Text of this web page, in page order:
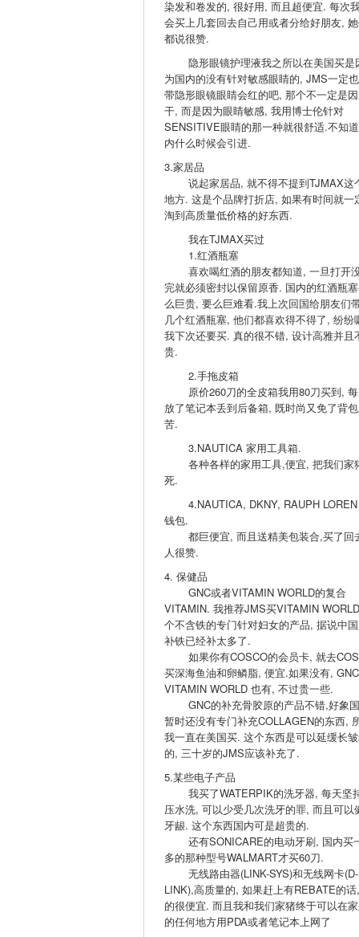
染发和卷发的, 很好用, 而且超便宜. 每次
会买上几套回去自己用或者分给好朋友,
都说很赞.
隐形眼镜护理液我之所以在美国买是
为国内的没有针对敏感眼睛的, JMS一定
带隐形眼镜眼睛会红的吧, 那个不一定是
干, 而是因为眼睛敏感, 我用博士伦针对
SENSITIVE眼睛的那一种就很舒适.不知
内什么时候会引进.
3.家居品
说起家居品, 就不得不提到TJMAX这
地方. 这是个品牌打折店, 如果有时间就一
淘到高质量低价格的好东西.
我在TJMAX买过
1.红酒瓶塞
喜欢喝红酒的朋友都知道, 一旦打开
完就必须密封以保留原香. 国内的红酒瓶
么巨贵, 要么巨难看.我上次回国给朋友们
几个红酒瓶塞, 他们都喜欢得不得了, 纷纷
我下次还要买. 真的很不错, 设计高雅并且
贵.
2.手拖皮箱
原价260刀的全皮箱我用80刀买到,
放了笔记本丢到后备箱, 既时尚又免了背
苦.
3.NAUTICA 家用工具箱.
各种各样的家用工具,便宜, 把我们家
死.
4.NAUTICA, DKNY, RAUPH
钱包.
都巨便宜, 而且送精美包装合,买了回
人很赞.
4. 保健品
GNC或者VITAMIN WORLD的复合
VITAMIN. 我推荐JMS买VITAMIN
个不含铁的专门针对妇女的产品, 据说中
补铁已经补太多了.
如果你有COSCO的会员卡, 就去
买深海鱼油和卵鳞脂, 便宜.如果没有,
VITAMIN WORLD 也有, 不过贵一些.
GNC的补充骨胶原的产品不错,好象
暂时还没有专门补充COLLAGEN的东西,
我一直在美国买. 这个东西是可以延缓长
的, 三十岁的JMS应该补充了.
5.某些电子产品
我买了WATERPIK的洗牙器, 每天坚
压水洗, 可以少受几次洗牙的罪, 而且可以
牙龈. 这个东西国内可是超贵的.
还有SONICARE的电动牙刷, 国内买
多的那种型号WALMART才买60刀.
无线路由器(LINK-SYS)和无线网卡(D-
LINK),高质量的, 如果赶上有REBATE的
的很便宜. 而且我和我们家猪终于可以在
的任何地方用PDA或者笔记本上网了